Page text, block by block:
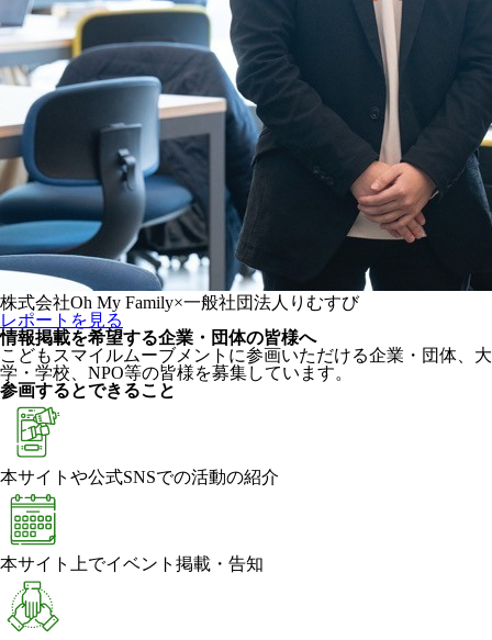
株式会社Oh My Family×一般社団法人りむすび
レポートを見る
情報掲載を希望する企業・団体の皆様へ
こどもスマイルムーブメントに参画いただける企業・団体、大
学・学校、NPO等の皆様を募集しています。
参画するとできること
本サイトや公式SNSでの活動の紹介
本サイト上でイベント掲載・告知